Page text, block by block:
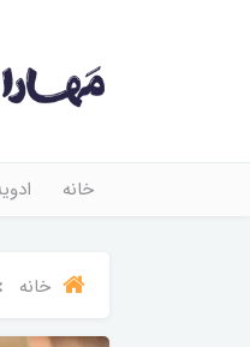
خانه
خانه